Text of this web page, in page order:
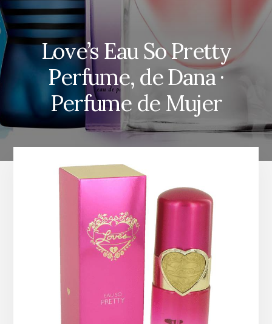
Love’s Eau So Pretty
Perfume, de Dana ·
Perfume de Mujer